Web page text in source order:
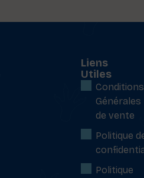
Liens
Utiles
Conditions
Générales
de vente
Politique
Politique